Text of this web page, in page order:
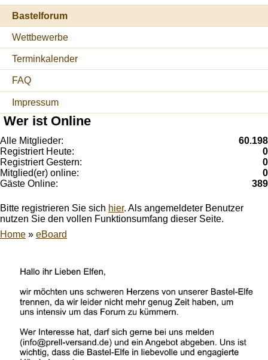
Bastelforum
Wettbewerbe
Terminkalender
FAQ
Impressum
Wer ist Online
Alle Mitglieder:
60.198
Registriert Heute:
0
Registriert Gestern:
0
Mitglied(er) online:
0
Gäste Online:
389
Bitte registrieren Sie sich hier. Als angemeldeter Benutzer
nutzen Sie den vollen Funktionsumfang dieser Seite.
Home » eBoard